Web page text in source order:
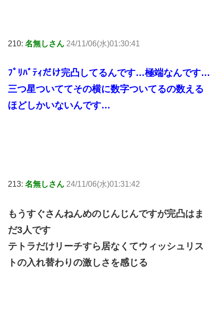
210: 名無しさん 24/11/06(水)01:30:41
ﾌﾟﾘﾊﾞﾃｨだけ完凸してるんです…極端なんです…
三つ星ついててその横に数字ついてるの数える
ほどしかいないんです…
213: 名無しさん 24/11/06(水)01:31:42
もうすぐさんねんめのじんじんですが完凸はま
だ3人です
テトラだけリーチすら居なくてウィッシュリス
トの入れ替わりの激しさを感じる